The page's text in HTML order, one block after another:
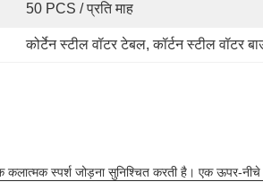
50 PCS / प्रति माह
कोर्टेन स्टील वॉटर टेबल, कॉर्टन स्टील वॉटर
कलात्मक स्पर्श जोड़ना सुनिश्चित करती है। एक ऊपर-